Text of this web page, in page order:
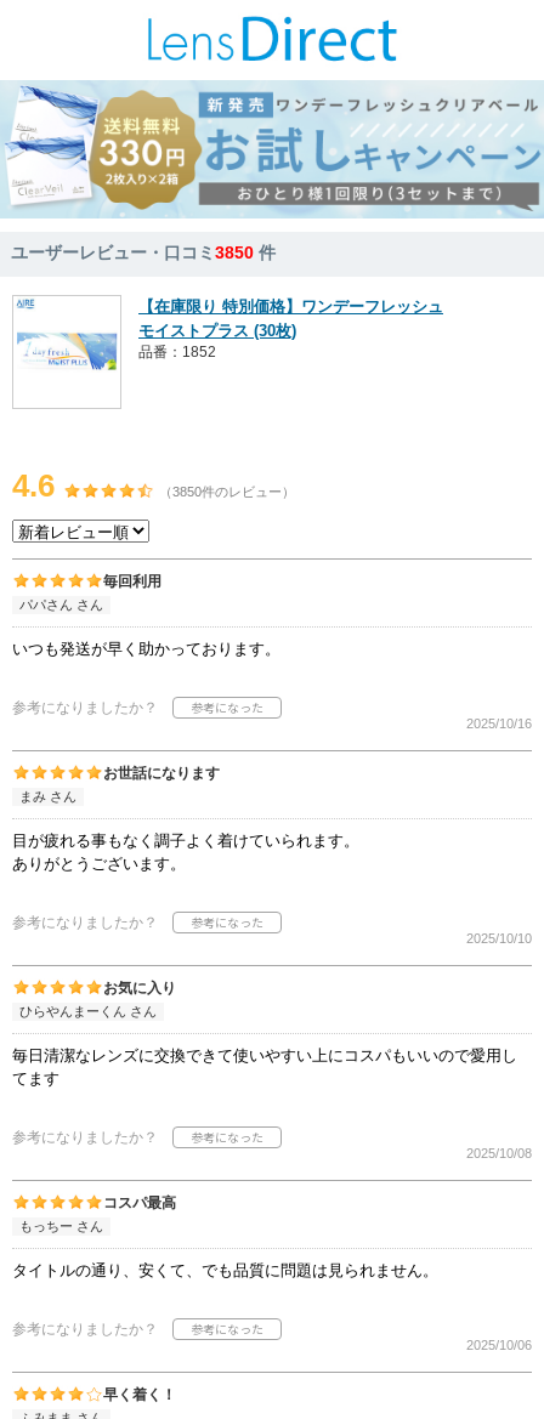
ユーザーレビュー・口コミ3850 件
【在庫限り 特別価格】ワンデーフレッシュ
モイストプラス (30枚)
品番：1852
4.6 （3850件のレビュー）
毎回利用
パパさん さん
いつも発送が早く助かっております。
参考になりましたか？
2025/10/16
お世話になります
まみ さん
目が疲れる事もなく調子よく着けていられます。
ありがとうございます。
参考になりましたか？
2025/10/10
お気に入り
ひらやんまーくん さん
毎日清潔なレンズに交換できて使いやすい上にコスパもいいので愛用し
てます
参考になりましたか？
2025/10/08
コスパ最高
もっちー さん
タイトルの通り、安くて、でも品質に問題は見られません。
参考になりましたか？
2025/10/06
早く着く！